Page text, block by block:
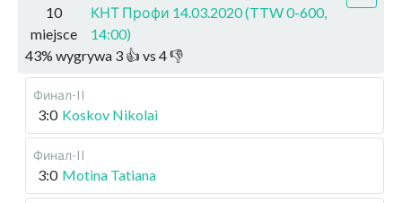
10
miejsce
КНТ Профи 14.03.2020 (TTW 0-600,
14:00)
43% wygrywa 3 👍 vs 4👎
Финал-II
3:0 Koskov Nikolai
Финал-II
3:0 Motina Tatiana